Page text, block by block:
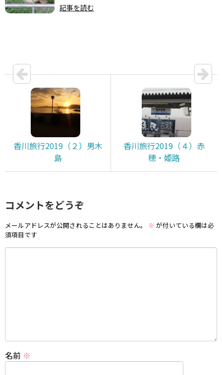
記事を読む
香川旅行2019（２）男木
島
香川旅行2019（４）赤
穂・姫路
コメントをどうぞ
メールアドレスが公開されることはありません。 ※ が付いている欄は必
須項目です
名前 ※